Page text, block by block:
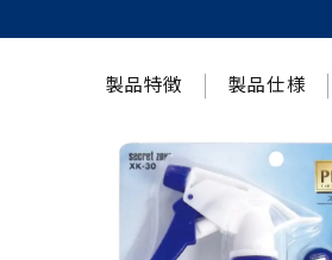
製品特徴 製品仕様